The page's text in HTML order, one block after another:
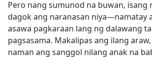
Pero nang sumunod na buwan, isang
dagok ang naranasan niya​—namatay
asawa pagkaraan lang ng dalawang
pagsasama. Makalipas ang ilang
naman ang sanggol nilang anak na